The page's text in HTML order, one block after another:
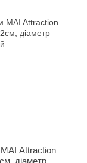
Attraction
діаметр